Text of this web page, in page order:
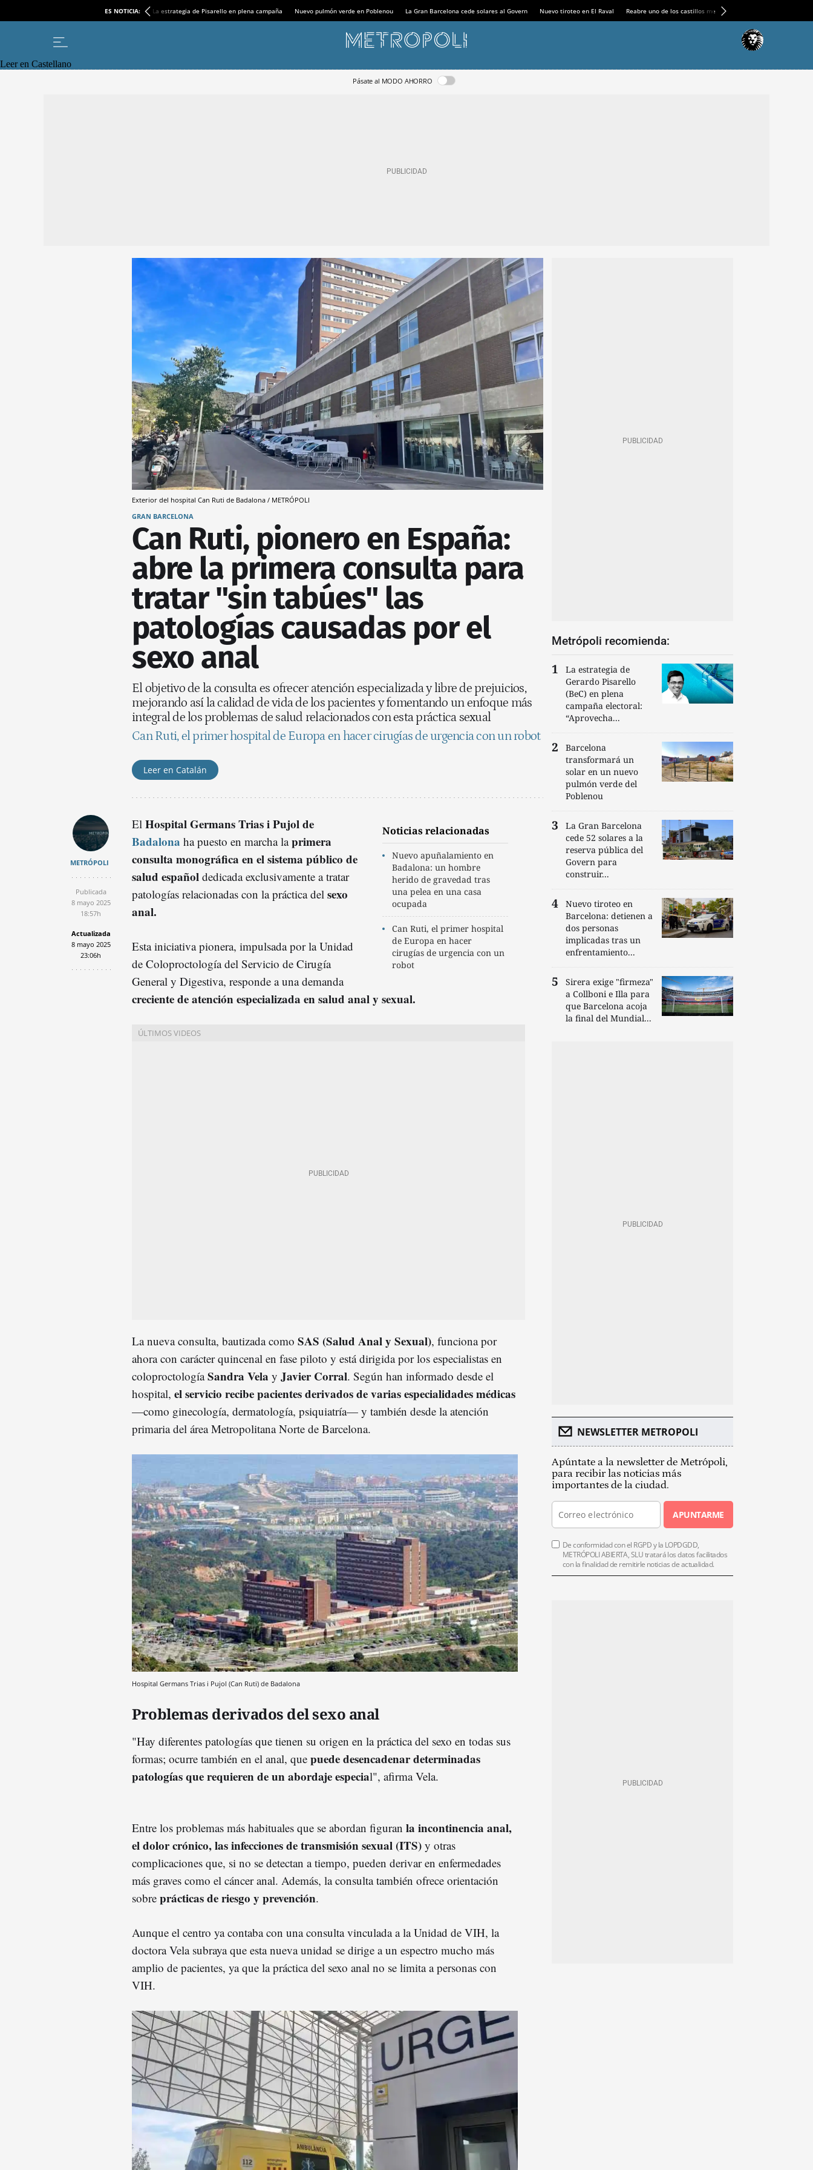
ES NOTICIA: La estrategia de Pisarello en plena campaña Nuevo pulmón verde en Poblenou La Gran Barcelona cede solares al Govern Nuevo tiroteo en El Raval Reabre uno de los castillos medievales más espectaculares
Leer en Castellano
Pásate al MODO AHORRO
Exterior del hospital Can Ruti de Badalona / METRÓPOLI
GRAN BARCELONA
Can Ruti, pionero en España:
abre la primera consulta para
tratar "sin tabúes" las
patologías causadas por el
sexo anal
El objetivo de la consulta es ofrecer atención especializada y libre de prejuicios,
mejorando así la calidad de vida de los pacientes y fomentando un enfoque más
integral de los problemas de salud relacionados con esta práctica sexual
Can Ruti, el primer hospital de Europa en hacer cirugías de urgencia con un robot
Leer en Catalán
METRÓPOLI
Publicada
8 mayo 2025
18:57h
Actualizada
8 mayo 2025
23:06h
Noticias relacionadas
Nuevo apuñalamiento en
Badalona: un hombre
herido de gravedad tras
una pelea en una casa
ocupada
Can Ruti, el primer hospital
de Europa en hacer
cirugías de urgencia con un
robot
El Hospital Germans Trias i Pujol de
Badalona ha puesto en marcha laprimera
consulta monográfica en el sistema público de
salud español dedicada exclusivamente a tratar
patologías relacionadas con la práctica del sexo
anal.
Esta iniciativa pionera, impulsada por la Unidad
de Coloproctología del Servicio de Cirugía
General y Digestiva, responde a una demanda
creciente de atención especializada en salud anal y sexual.
La nueva consulta, bautizada como SAS (Salud Anal y Sexual), funciona por
ahora con carácter quincenal en fase piloto y está dirigida por los especialistas en
coloproctologíaSandra Vela y Javier Corral. Según han informado desde el
hospital, el servicio recibe pacientes derivados de varias especialidades médicas
—como ginecología, dermatología, psiquiatría— y también desde la atención
primaria del área Metropolitana Norte de Barcelona.
Hospital Germans Trias i Pujol (Can Ruti) de Badalona
Problemas derivados del sexo anal
"Hay diferentes patologías que tienen su origen en la práctica del sexo en todas sus
formas; ocurre también en el anal, que puede desencadenar determinadas
patologías que requieren de un abordaje especial", afirma Vela.
Entre los problemas más habituales que se abordan figuran la incontinencia anal,
el dolor crónico, las infecciones de transmisión sexual (ITS) y otras
complicaciones que, si no se detectan a tiempo, pueden derivar en enfermedades
más graves como el cáncer anal. Además, la consulta también ofrece orientación
sobre prácticas de riesgo y prevención.
Aunque el centro ya contaba con una consulta vinculada a la Unidad de VIH, la
doctora Vela subraya que esta nueva unidad se dirige a un espectro mucho más
amplio de pacientes, ya que la práctica del sexo anal no se limita a personas con
VIH.
Metrópoli recomienda:
La estrategia de
Gerardo Pisarello
(BeC) en plena
campaña electoral:
“Aprovecha...
Barcelona
transformará un
solar en un nuevo
pulmón verde del
Poblenou
La Gran Barcelona
cede 52 solares a la
reserva pública del
Govern para
construir...
Nuevo tiroteo en
Barcelona: detienen a
dos personas
implicadas tras un
enfrentamiento...
Sirera exige "firmeza"
a Collboni e Illa para
que Barcelona acoja
la final del Mundial...
NEWSLETTER METROPOLI
Apúntate a la newsletter de Metrópoli,
para recibir las noticias más
importantes de la ciudad.
APUNTARME
De conformidad con el RGPD y la LOPDGDD,
METRÓPOLI ABIERTA, SLU tratará los datos facilitados
con la finalidad de remitirle noticias de actualidad.